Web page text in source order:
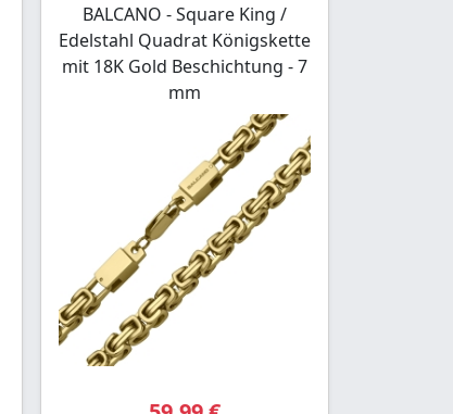
BALCANO - Square King /
Edelstahl Quadrat Königskette
mit 18K Gold Beschichtung - 7
mm